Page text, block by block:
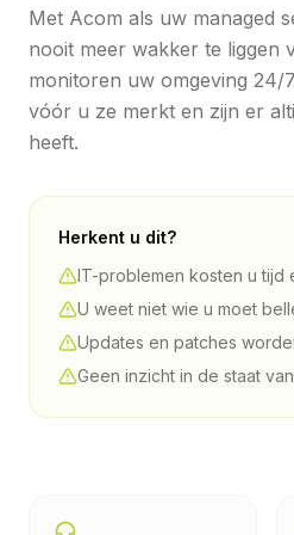
Met Acom als uw managed
nooit meer wakker te liggen
monitoren uw omgeving 24/
vóór u ze merkt en zijn er
heeft.
Herkent u dit?
IT-problemen kosten u tijd
U weet niet wie u moet
Updates en patches
Geen inzicht in de staat